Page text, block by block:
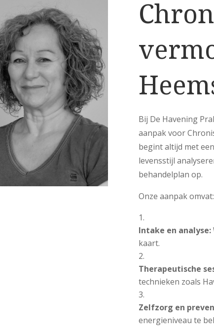
Bij De Havening
aanpak voor
begint altijd met
levensstijl
behandelplan op.
Onze aanpak omvat:
Intake en analyse:
kaart.
Therapeutische
technieken zoals
Zelfzorg en
energieniveau te